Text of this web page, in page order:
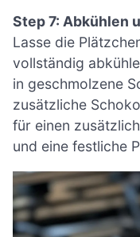
Step 7: Abkühlen
Lasse die
vollständig
in geschmolzene
zusätzliche
für einen
und eine festliche